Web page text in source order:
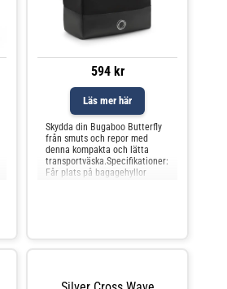
594 kr
Läs mer här
Skydda din Bugaboo Butterfly
från smuts och repor med
denna kompakta och lätta
transportväska.Specifikationer:
Får plats på bagagehyllor